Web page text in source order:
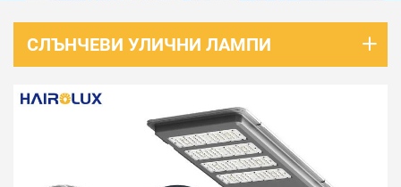
СЛЪНЧЕВИ УЛИЧНИ ЛАМПИ